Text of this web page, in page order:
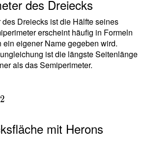
des Dreiecks
Dreiecks ist die Hälfte seines
erscheint häufig in Formeln
ein eigener Name gegeben wird.
ist die längste Seitenlänge
als das Semiperimeter.
2
mit Herons